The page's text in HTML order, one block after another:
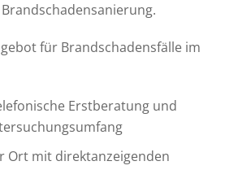
für Brandschadensfälle im
Erstberatung und
Ort mit direktanzeigenden